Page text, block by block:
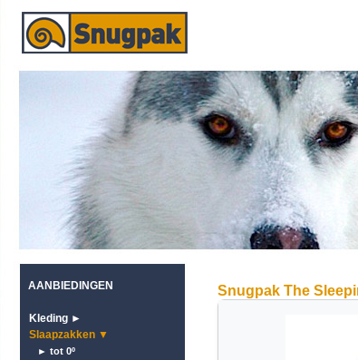
AANBIEDINGEN
Kleding ►
Slaapzakken ▼
► tot 0º
Snugpak The